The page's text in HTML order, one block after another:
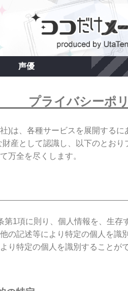
声優
プライバシーポ
)は、各種サービスを展開する
産として認識し、以下のとお
万全を尽くします。
第1項に則り、個人情報を、生存
の記述等により特定の個人を識
り特定の個人を識別することが